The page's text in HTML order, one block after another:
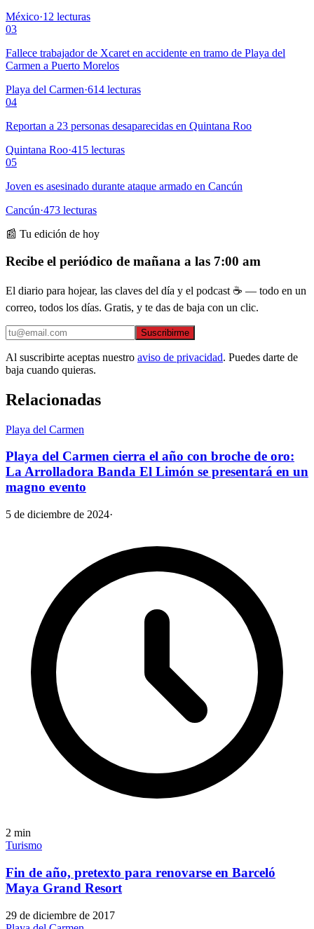
México·12 lecturas
03
Fallece trabajador de Xcaret en accidente en tramo de Playa del
Carmen a Puerto Morelos
Playa del Carmen·614 lecturas
04
Reportan a 23 personas desaparecidas en Quintana Roo
Quintana Roo·415 lecturas
05
Joven es asesinado durante ataque armado en Cancún
Cancún·473 lecturas
📰 Tu edición de hoy
Recibe el periódico de mañana a las 7:00 am
El diario para hojear, las claves del día y el podcast ☕ — todo en un
correo, todos los días. Gratis, y te das de baja con un clic.
Suscribirme
Al suscribirte aceptas nuestro aviso de privacidad. Puedes darte de
baja cuando quieras.
Relacionadas
Playa del Carmen
Playa del Carmen cierra el año con broche de oro:
La Arrolladora Banda El Limón se presentará en un
magno evento
5 de diciembre de 2024·
2 min
Turismo
Fin de año, pretexto para renovarse en Barceló
Maya Grand Resort
29 de diciembre de 2017